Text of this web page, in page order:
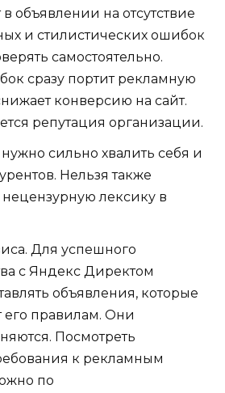
в объявлении на отсутствие
и стилистических ошибок
самостоятельно.
сразу портит рекламную
конверсию на сайт.
репутация организации.
сильно хвалить себя и
Нельзя также
нецензурную лексику в
Для успешного
с Яндекс Директом
объявления, которые
его правилам. Они
Посмотреть
к рекламным
по